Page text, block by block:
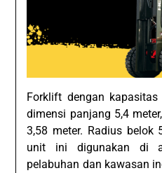
Forklift dengan
dimensi panjang 5,4
3,58 meter. Radius belok
unit ini digunakan di
pelabuhan dan kawasan